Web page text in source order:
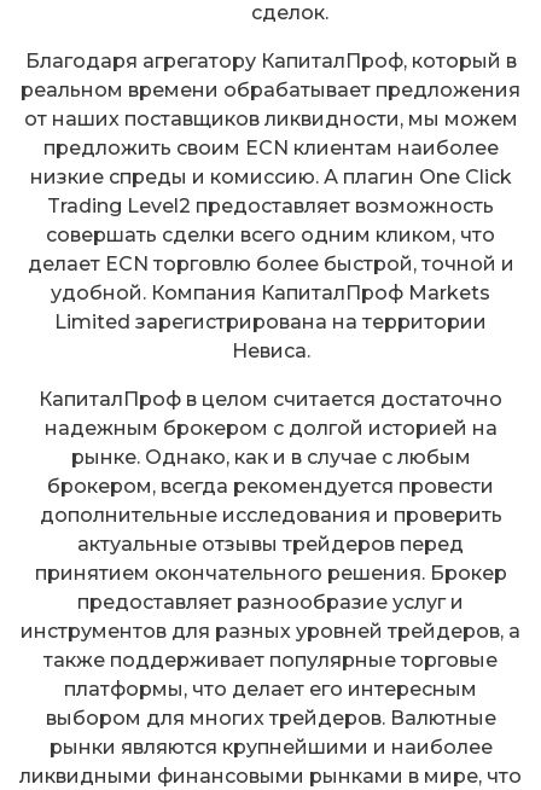
сделок.
Благодаря агрегатору КапиталПроф, который в
реальном времени обрабатывает предложения
от наших поставщиков ликвидности, мы можем
предложить своим ECN клиентам наиболее
низкие спреды и комиссию. А плагин One Click
Trading Level2 предоставляет возможность
совершать сделки всего одним кликом, что
делает ECN торговлю более быстрой, точной и
удобной. Компания КапиталПроф Markets
Limited зарегиcтрирована на территории
Невиса.
КапиталПроф в целом считается достаточно
надежным брокером с долгой историей на
рынке. Однако, как и в случае с любым
брокером, всегда рекомендуется провести
дополнительные исследования и проверить
актуальные отзывы трейдеров перед
принятием окончательного решения. Брокер
предоставляет разнообразие услуг и
инструментов для разных уровней трейдеров, а
также поддерживает популярные торговые
платформы, что делает его интересным
выбором для многих трейдеров. Валютные
рынки являются крупнейшими и наиболее
ликвидными финансовыми рынками в мире, что